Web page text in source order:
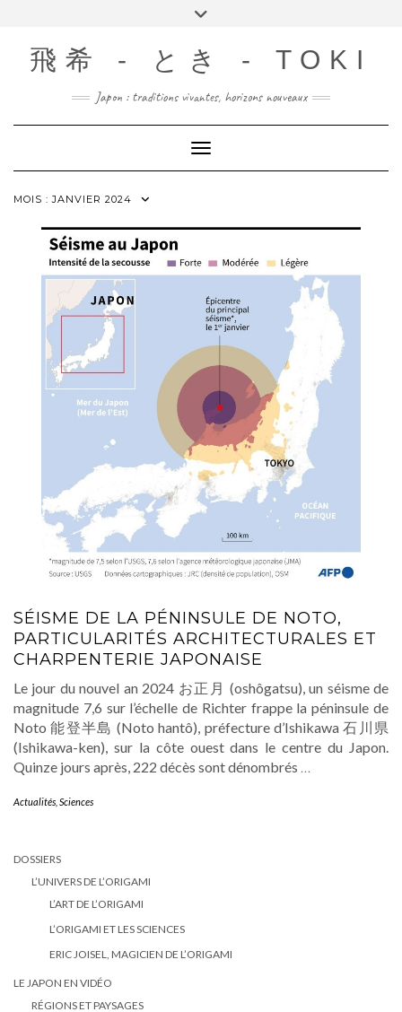
content飛希 - とき - TOKI
Japon : traditions vivantes, horizons nouveaux
Toggle Navigation
MOIS :JANVIER 2024
SÉISME DE LA PÉNINSULE DE NOTO,
PARTICULARITÉS ARCHITECTURALES ET
CHARPENTERIE JAPONAISE
Le jour du nouvel an 2024 お正月 (oshôgatsu), un séisme de
magnitude 7,6 sur l’échelle de Richter frappe la péninsule de
Noto 能登半島 (Noto hantô), préfecture d’Ishikawa 石川県
(Ishikawa-ken), sur la côte ouest dans le centre du Japon.
Quinze jours après, 222 décès sont dénombrés
Actualités Sciences
DOSSIERS
L’UNIVERS DE L’ORIGAMI
L’ART DE L’ORIGAMI
L’ORIGAMI ET LES SCIENCES
ERIC JOISEL, MAGICIEN DE L’ORIGAMI
LE JAPON EN VIDÉO
RÉGIONS ET PAYSAGES